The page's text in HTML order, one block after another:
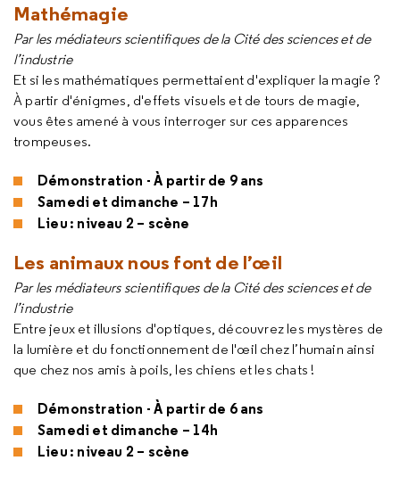
Mathémagie
Par les médiateurs scientifiques de la Cité des sciences et de
l’industrie
Et si les mathématiques permettaient d'expliquer la magie ?
À partir d'énigmes, d'effets visuels et de tours de magie,
vous êtes amené à vous interroger sur ces apparences
trompeuses.
Démonstration - À partir de 9 ans
Samedi et dimanche – 17h
Lieu : niveau 2 – scène
Les animaux nous font de l’œil
Par les médiateurs scientifiques de la Cité des sciences et de
l’industrie
Entre jeux et illusions d'optiques, découvrez les mystères de
la lumière et du fonctionnement de l'œil chez l’humain ainsi
que chez nos amis à poils, les chiens et les chats !
Démonstration - À partir de 6 ans
Samedi et dimanche – 14h
Lieu : niveau 2 – scène